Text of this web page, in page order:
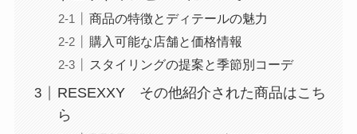
商品の特徴とディテールの魅力
購入可能な店舗と価格情報
スタイリングの提案と季節別コーデ
RESEXXY その他紹介された商品はこち
ら